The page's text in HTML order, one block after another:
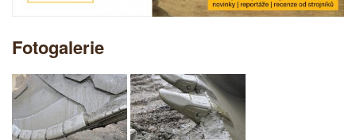
Fotogalerie